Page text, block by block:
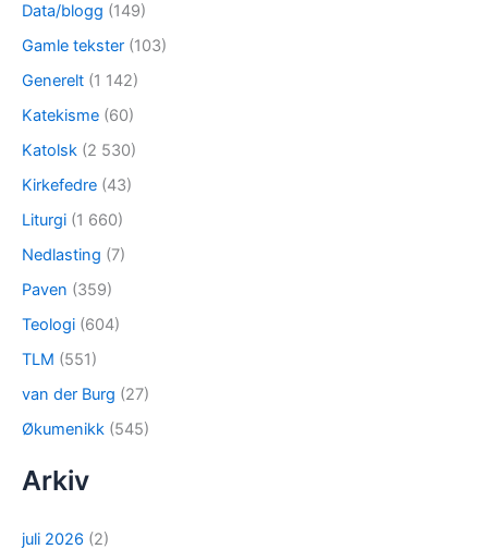
Data/blogg (149)
Gamle tekster (103)
Generelt (1 142)
Katekisme (60)
Katolsk (2 530)
Kirkefedre (43)
Liturgi (1 660)
Nedlasting (7)
Paven (359)
Teologi (604)
TLM (551)
van der Burg (27)
Økumenikk (545)
Arkiv
juli 2026 (2)